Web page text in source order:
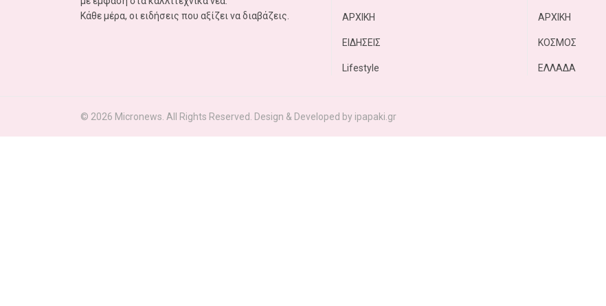
Κάθε μέρα, οι ειδήσεις που αξίζει να διαβάζεις.
ΑΡΧΙΚΗ
ΕΙΔΗΣΕΙΣ
Lifestyle
ΑΡΧΙΚΗ
ΚΟΣΜΟΣ
ΕΛΛΑΔΑ
© 2026 Micronews. All Rights Reserved. Design & Developed by ipapaki.gr